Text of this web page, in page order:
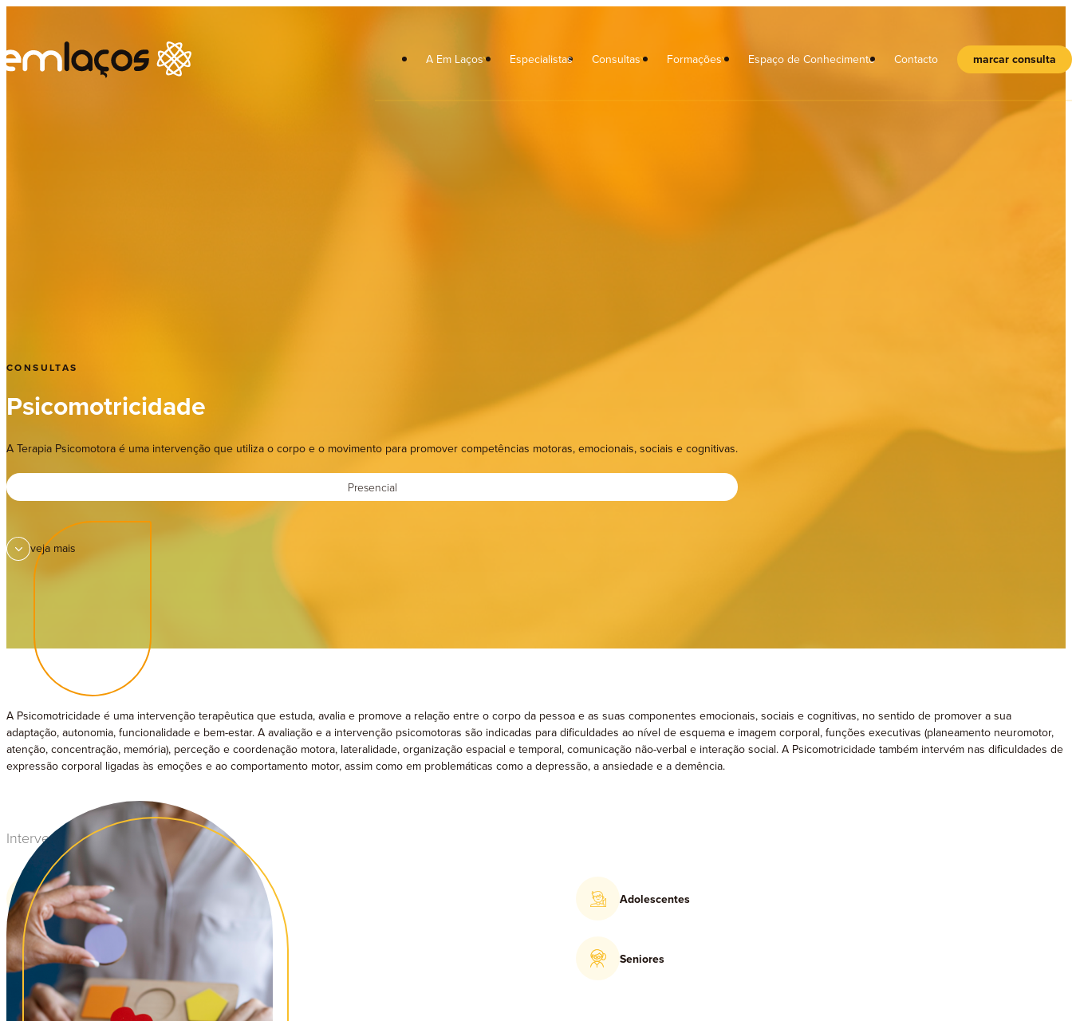
A Em Laços Especialistas Consultas
Terapia Ocupacional
Psicomotricidade
Formações Espaço de Conhecimento Contacto marcar consulta
CONSULTAS
Psicomotricidade
A Terapia Psicomotora é uma intervenção que utiliza o corpo e o movimento para promover competências motoras, emocionais, sociais e cognitivas.
Presencial
veja mais
A Psicomotricidade é uma intervenção terapêutica que estuda, avalia e promove a relação entre o corpo da pessoa e as suas componentes emocionais, sociais e cognitivas, no sentido de promover a sua
adaptação, autonomia, funcionalidade e bem-estar. A avaliação e a intervenção psicomotoras são indicadas para dificuldades ao nível de esquema e imagem corporal, funções executivas (planeamento neuromotor,
atenção, concentração, memória), perceção e coordenação motora, lateralidade, organização espacial e temporal, comunicação não-verbal e interação social. A Psicomotricidade também intervém nas dificuldades de
expressão corporal ligadas às emoções e ao comportamento motor, assim como em problemáticas como a depressão, a ansiedade e a demência.
Intervenção indicada para:
Crianças Adolescentes
Adultos Seniores